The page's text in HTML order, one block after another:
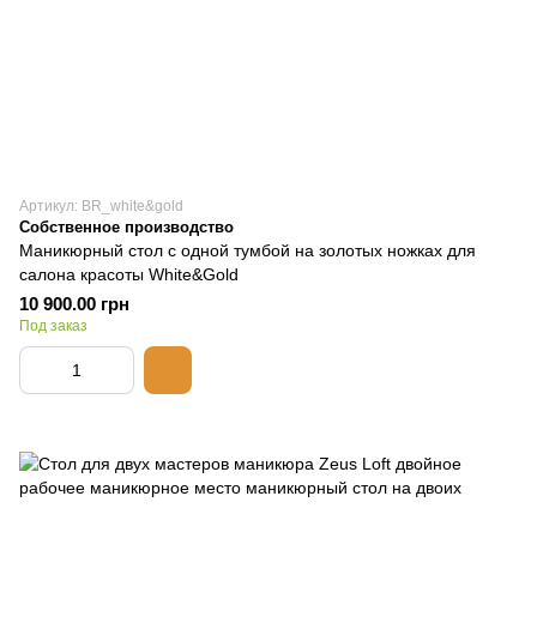
Артикул: BR_white&gold
Собственное производство
Маникюрный стол с одной тумбой на золотых ножках для
салона красоты White&Gold
10 900.00 грн
Под заказ